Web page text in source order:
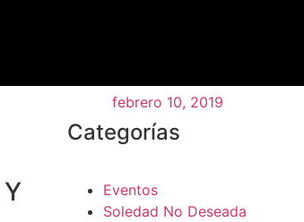
febrero 10, 2019
Categorías
Eventos
Soledad No Deseada